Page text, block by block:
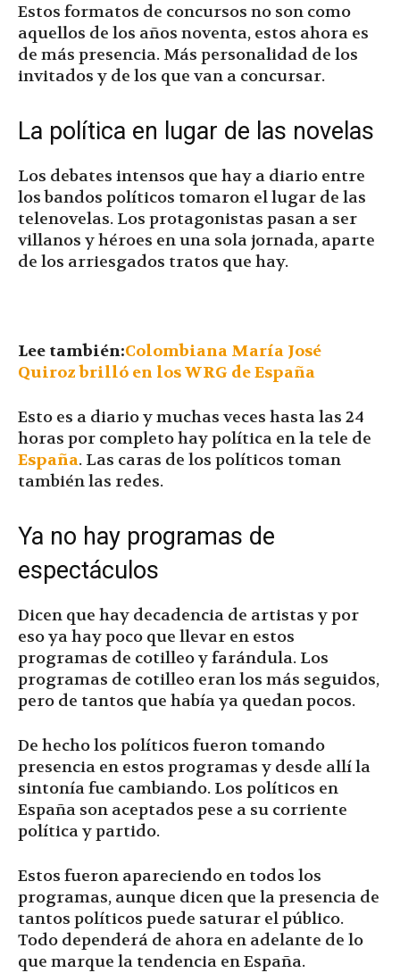
Estos formatos de concursos no son como
aquellos de los años noventa, estos ahora es
de más presencia. Más personalidad de los
invitados y de los que van a concursar.
La política en lugar de las novelas
Los debates intensos que hay a diario entre
los bandos políticos tomaron el lugar de las
telenovelas. Los protagonistas pasan a ser
villanos y héroes en una sola jornada, aparte
de los arriesgados tratos que hay.
Lee también:Colombiana María José
Quiroz brilló en los WRG de España
Esto es a diario y muchas veces hasta las 24
horas por completo hay política en la tele de
España. Las caras de los políticos toman
también las redes.
Ya no hay programas de
espectáculos
Dicen que hay decadencia de artistas y por
eso ya hay poco que llevar en estos
programas de cotilleo y farándula. Los
programas de cotilleo eran los más seguidos,
pero de tantos que había ya quedan pocos.
De hecho los políticos fueron tomando
presencia en estos programas y desde allí la
sintonía fue cambiando. Los políticos en
España son aceptados pese a su corriente
política y partido.
Estos fueron apareciendo en todos los
programas, aunque dicen que la presencia de
tantos políticos puede saturar el público.
Todo dependerá de ahora en adelante de lo
que marque la tendencia en España.